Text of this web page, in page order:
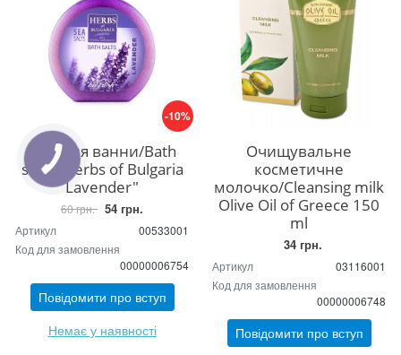
-10%
Сіль для ванни/Bath
salts "Herbs of Bulgaria
Lavender"
60 грн. 54 грн.
Артикул
00533001
Код для замовлення
00000006754
Повідомити про вступ
Немає у наявності
Очищувальне
косметичне
молочко/Cleansing milk
Olive Oil of Greece 150
ml
34 грн.
Артикул
03116001
Код для замовлення
00000006748
Повідомити про вступ
КНОПКА
ЗВ'ЯЗКУ